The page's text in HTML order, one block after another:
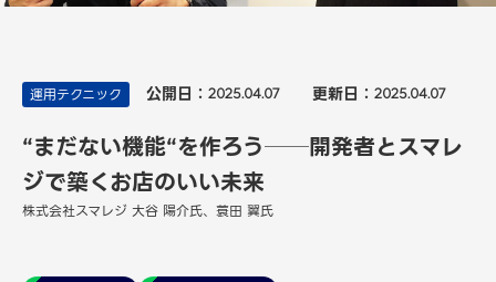
運用テクニック 公開日： 2025.04.07 更新日： 2025.04.07
“まだない機能“を作ろう──開発者とスマレ
ジで築くお店のいい未来
株式会社スマレジ 大谷 陽介氏、蓑田 翼氏